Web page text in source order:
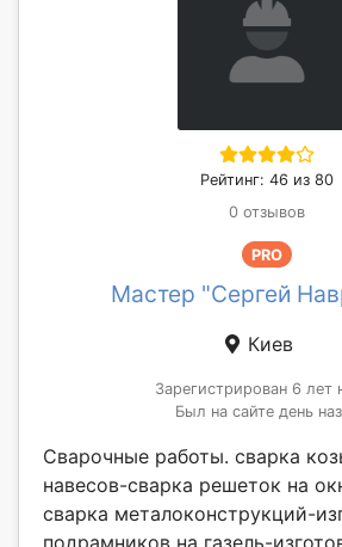
Рейтинг: 46 из 80
0 отзывов
PRO
Мастер "Сергей
Киев
Зарегистрирован 6 лет
Был на сайте день
Сварочные работы. сварка
навесов-сварка решеток на
сварка металоконструкций-